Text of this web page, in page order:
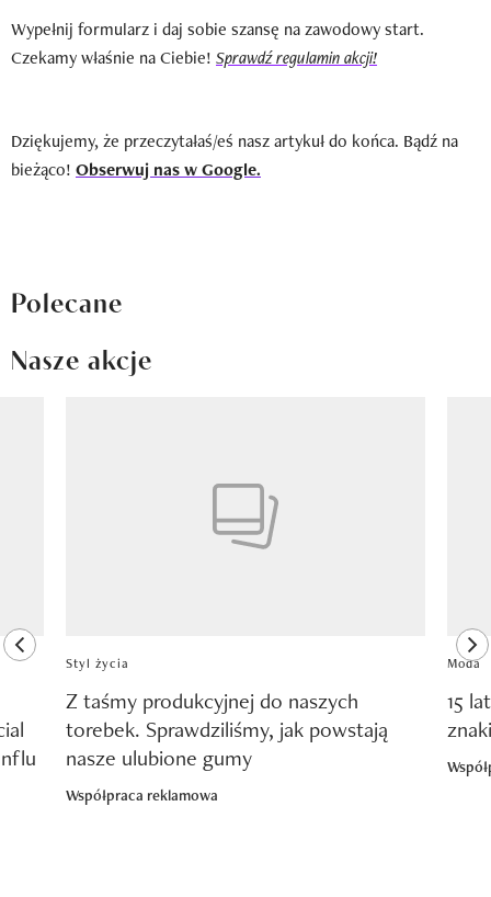
Wypełnij formularz i daj sobie szansę na zawodowy start.
Czekamy właśnie na Ciebie! Sprawdź regulamin akcji!
Dziękujemy, że przeczytałaś/eś nasz artykuł do końca. Bądź na
bieżąco! Obserwuj nas w Google.
Polecane
Nasze akcje
previous element
Styl życia
Z taśmy produkcyjnej do naszych
torebek. Sprawdziliśmy, jak powstają
nasze ulubione gumy
Współpraca reklamowa
Moda
15